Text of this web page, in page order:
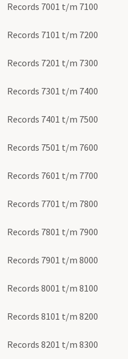
Records 7001 t/m 7100
Records 7101 t/m 7200
Records 7201 t/m 7300
Records 7301 t/m 7400
Records 7401 t/m 7500
Records 7501 t/m 7600
Records 7601 t/m 7700
Records 7701 t/m 7800
Records 7801 t/m 7900
Records 7901 t/m 8000
Records 8001 t/m 8100
Records 8101 t/m 8200
Records 8201 t/m 8300